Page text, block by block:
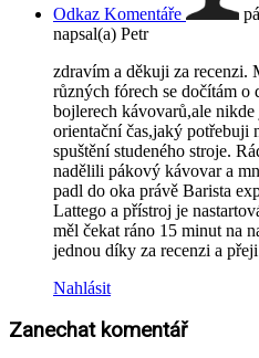
Odkaz Komentáře
napsal(a) Petr
zdravím a děkuji za recenzi.
různých fórech se dočítám o
bojlerech kávovarů,ale nikde
orientační čas,jaký potřebuji
spuštění studeného stroje.
nadělili pákový kávovar a
padl do oka právě Barista
Lattego a přístroj je
měl čekat ráno 15 minut na
jednou díky za recenzi a
Nahlásit
Zanechat komentář